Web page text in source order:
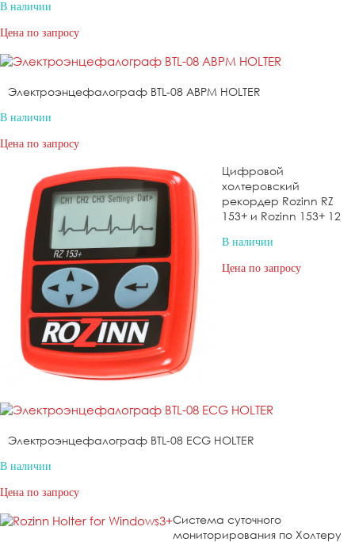
В наличии
Цена по запросу
Электроэнцефалограф BTL-08 ABPM HOLTER
В наличии
Цена по запросу
Цифровой
холтеровский
рекордер Rozinn RZ
153+ и Rozinn 153+ 12
В наличии
Цена по запросу
Электроэнцефалограф BTL-08 ECG HOLTER
В наличии
Цена по запросу
Система суточного
мониторирования по Холтеру